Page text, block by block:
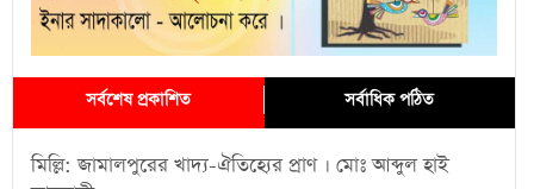
সর্বশেষ প্রকাশিত সর্বাধিক পঠিত
মিল্লি: জামালপুরের খাদ্য-ঐতিহ্যের প্রাণ । মোঃ আব্দুল হাই